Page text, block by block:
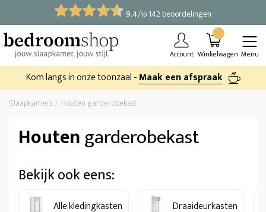
9.4/10 142 beoordelingen
Account Winkelwagen Menu
Kom langs in onze toonzaal -Maak een afspraak
Slaapkamers Houten garderobekast
Houtengarderobekast
Bekijk ook eens:
Alle kledingkasten Draaideurkasten